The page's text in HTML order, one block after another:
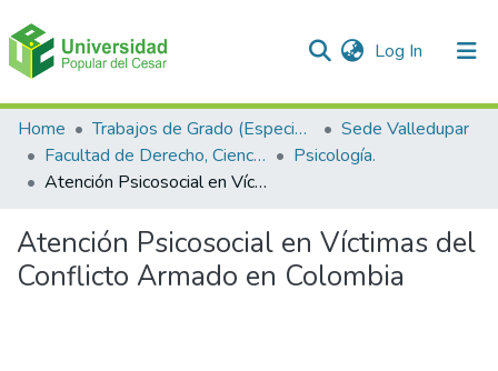
Log In (current)
Communities & Collections
All of DSpace
Home Trabajos de Grado (Especializaciones y Pregrados)
Sede Valledupar
Facultad de Derecho, Ciencias Políticas y Sociales.
Psicología.
Atención Psicosocial en Víctimas del Conflicto Armado en Colombia
Atención Psicosocial en Víctimas del
Conflicto Armado en Colombia